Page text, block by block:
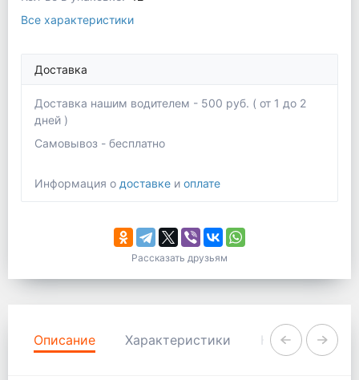
Все характеристики
Доставка
Доставка нашим водителем - 500 руб. ( от 1 до 2
дней )
Самовывоз - бесплатно
Информация о доставке и оплате
Рассказать друзьям
Описание Характеристики Комментарии